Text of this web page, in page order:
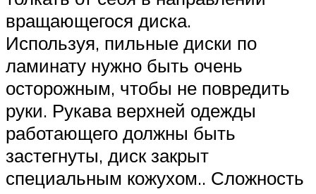
вращающегося диска.
Используя, пильные диски по
ламинату нужно быть очень
осторожным, чтобы не повредить
руки. Рукава верхней одежды
работающего должны быть
застегнуты, диск закрыт
специальным кожухом.. Сложность